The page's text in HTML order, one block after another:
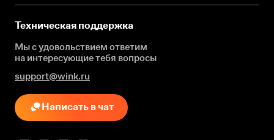
Техническая поддержка
Мы с удовольствием ответим
на интересующиетебя вопросы
support@wink.ru
Написать в чат